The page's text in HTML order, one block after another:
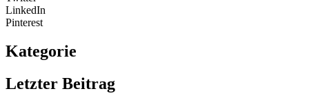
LinkedIn
Pinterest
Kategorie
Letzter Beitrag